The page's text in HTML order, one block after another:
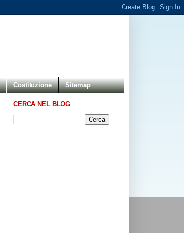
Costituzione Sitemap
CERCA NEL BLOG